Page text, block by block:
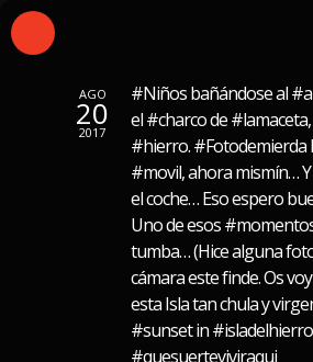
AGO
20
2017
#Niños bañándose al
el #charco de
#hierro. #Fotodemierda
#movil, ahora mismín…
el coche… Eso espero
Uno de esos
tumba… (Hice alguna
cámara este finde. Os
esta Isla tan chula y
#sunset in
#quesuerteviviraqui